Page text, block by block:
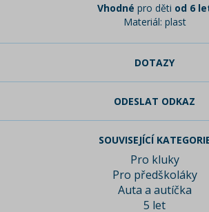
Vhodné pro děti od 6
Materiál: plast
DOTAZY
ODESLAT ODKAZ
SOUVISEJÍCÍ
Pro kluky
Pro předškoláky
Auta a autíčka
5 let